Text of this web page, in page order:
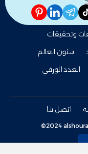
tiktok
telegram
linkedin
pinterest
وتحقيقات
شئون العالم
العدد الورقي
اتصل بنا
©2024